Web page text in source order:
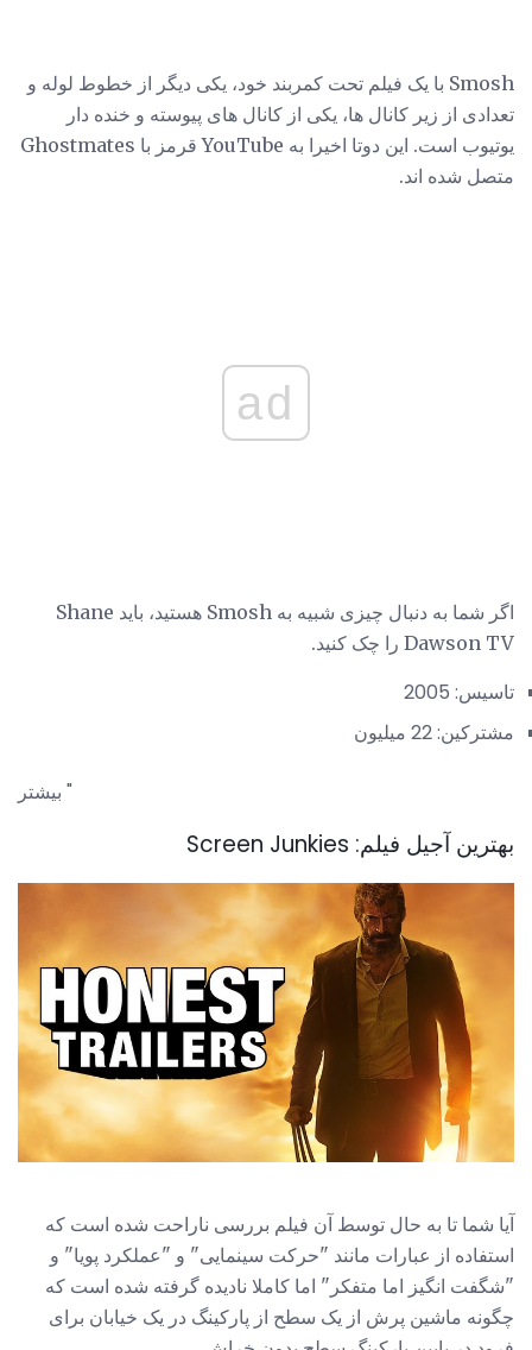
Smosh با یک فیلم تحت کمربند خود، یکی دیگر از خطوط لوله و
تعدادی از زیر کانال ها، یکی از کانال های پیوسته و خنده دار
یوتیوب است. این دوتا اخیرا به YouTube قرمز با Ghostmates
متصل شده اند.
ad
اگر شما به دنبال چیزی شبیه به Smosh هستید، باید Shane
Dawson TV را چک کنید.
تاسیس: 2005
مشترکین: 22 میلیون
بیشتر "
بهترین آجیل فیلم: Screen Junkies
آیا شما تا به حال توسط آن فیلم بررسی ناراحت شده است که
استفاده از عبارات مانند "حرکت سینمایی" و "عملکرد پویا" و
"شگفت انگیز اما متفکر" اما کاملا نادیده گرفته شده است که
چگونه ماشین پرش از یک سطح از پارکینگ در یک خیابان برای